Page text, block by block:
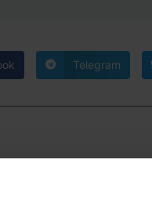
Telegram